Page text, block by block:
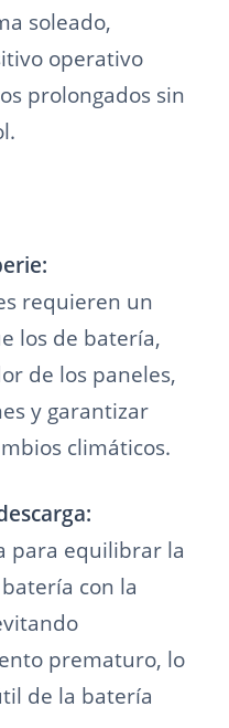
soleado,
operativo
prolongados sin
requieren un
los de batería,
de los paneles,
y garantizar
climáticos.
para equilibrar la
con la
prematuro, lo
de la batería